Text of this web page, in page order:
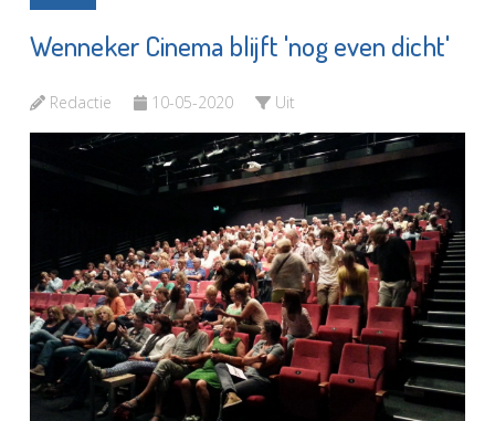
Wenneker Cinema blijft 'nog even dicht'
Redactie 10-05-2020 Uit